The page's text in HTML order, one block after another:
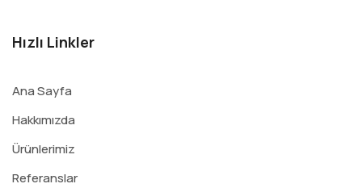
Hızlı Linkler
Ana Sayfa
Hakkımızda
Ürünlerimiz
Referanslar